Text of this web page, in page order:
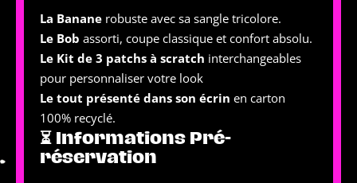
La Banane robuste avec sa sangle tricolore.
Le Bob assorti, coupe classique et confort absolu.
Le Kit de 3 patchs à scratch interchangeables
pour personnaliser votre look
Le tout présenté dans son écrin en carton
100% recyclé.
⏳ Informations Pré-
réservation